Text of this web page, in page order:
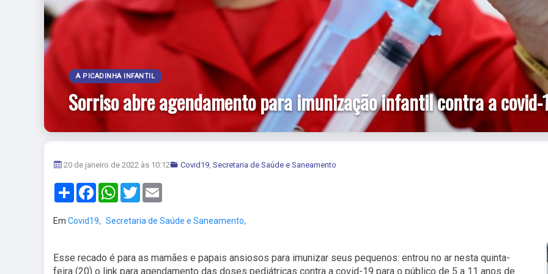
A PICADINHA INFANTIL
Sorriso abre agendamento para imunização infantil contra a covid-
20 de janeiro de 2022 às 10:12 Covid19, Secretaria de Saúde e Saneamento
Share FacebookWhatsApp
Twitter
Em Covid19, Secretaria de Saúde e Saneamento,
Esse recado é para as mamães e papais ansiosos para imunizar seus pequenos: entrou no ar nesta quinta-
feira (20) o link para agendamento das doses pediátricas contra a covid-19 para o público de 5 a 11 anos de